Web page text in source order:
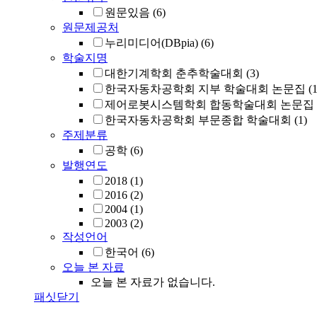
원문있음 (6)
원문제공처
누리미디어(DBpia) (6)
학술지명
대한기계학회 춘추학술대회 (3)
한국자동차공학회 지부 학술대회 논문집
제어로봇시스템학회 합동학술대회 논문집
한국자동차공학회 부문종합 학술대회 (1)
주제분류
공학 (6)
발행연도
2018 (1)
2016 (2)
2004 (1)
2003 (2)
작성언어
한국어 (6)
오늘 본 자료
오늘 본 자료가 없습니다.
패싯닫기